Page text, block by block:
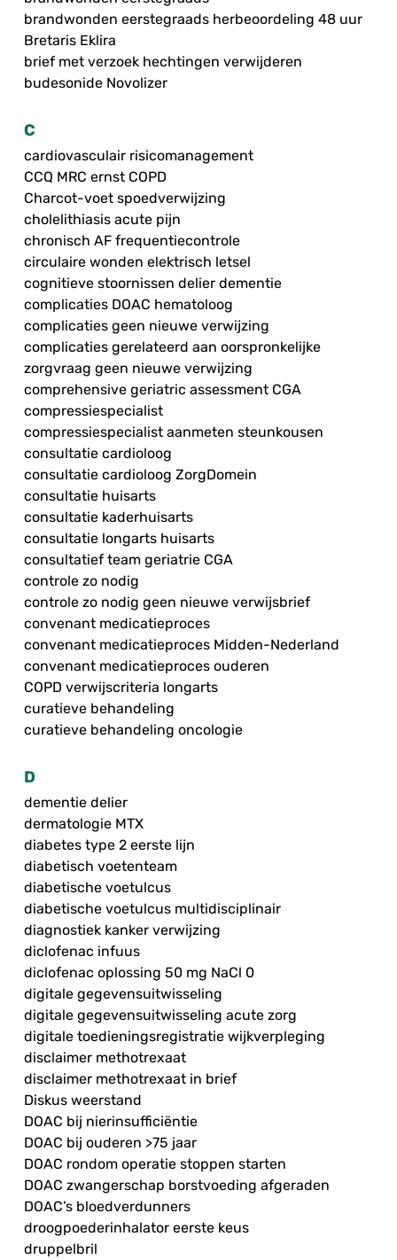
brandwonden eerstegraads herbeoordeling 48 uur
Bretaris Eklira
brief met verzoek hechtingen verwijderen
budesonide Novolizer
C
cardiovasculair risicomanagement
CCQ MRC ernst COPD
Charcot-voet spoedverwijzing
cholelithiasis acute pijn
chronisch AF frequentiecontrole
circulaire wonden elektrisch letsel
cognitieve stoornissen delier dementie
complicaties DOAC hematoloog
complicaties geen nieuwe verwijzing
complicaties gerelateerd aan oorspronkelijke
zorgvraag geen nieuwe verwijzing
comprehensive geriatric assessment CGA
compressiespecialist
compressiespecialist aanmeten steunkousen
consultatie cardioloog
consultatie cardioloog ZorgDomein
consultatie huisarts
consultatie kaderhuisarts
consultatie longarts huisarts
consultatief team geriatrie CGA
controle zo nodig
controle zo nodig geen nieuwe verwijsbrief
convenant medicatieproces
convenant medicatieproces Midden-Nederland
convenant medicatieproces ouderen
COPD verwijscriteria longarts
curatieve behandeling
curatieve behandeling oncologie
D
dementie delier
dermatologie MTX
diabetes type 2 eerste lijn
diabetisch voetenteam
diabetische voetulcus
diabetische voetulcus multidisciplinair
diagnostiek kanker verwijzing
diclofenac infuus
diclofenac oplossing 50 mg NaCl 0
digitale gegevensuitwisseling
digitale gegevensuitwisseling acute zorg
digitale toedieningsregistratie wijkverpleging
disclaimer methotrexaat
disclaimer methotrexaat in brief
Diskus weerstand
DOAC bij nierinsufficiëntie
DOAC bij ouderen >75 jaar
DOAC rondom operatie stoppen starten
DOAC zwangerschap borstvoeding afgeraden
DOAC’s bloedverdunners
droogpoederinhalator eerste keus
druppelbril